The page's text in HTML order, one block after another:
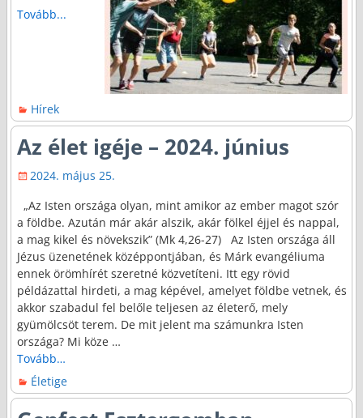
Tovább...
Hírek
Az élet igéje – 2024. június
2024. május 25.
„Az Isten országa olyan, mint amikor az ember magot szór
a földbe. Azután már akár alszik, akár fölkel éjjel és nappal,
a mag kikel és növekszik” (Mk 4,26-27) Az Isten országa áll
Jézus üzenetének középpontjában, és Márk evangéliuma
ennek örömhírét szeretné közvetíteni. Itt egy rövid
példázattal hirdeti, a mag képével, amelyet földbe vetnek, és
akkor szabadul fel belőle teljesen az életerő, mely
gyümölcsöt terem. De mit jelent ma számunkra Isten
országa? Mi köze …
Tovább…
Életige